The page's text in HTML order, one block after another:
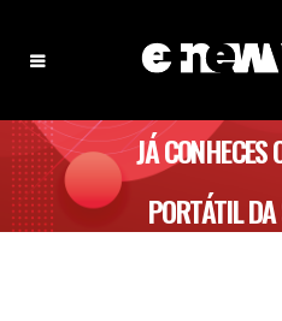
JÁ CONHECES
PORTÁTIL